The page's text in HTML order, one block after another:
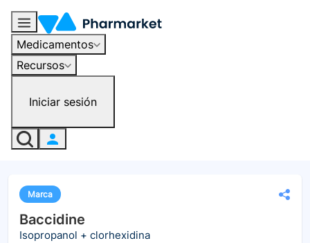
Medicamentos
Recursos
Iniciar sesión
Marca
Baccidine
Isopropanol + clorhexidina